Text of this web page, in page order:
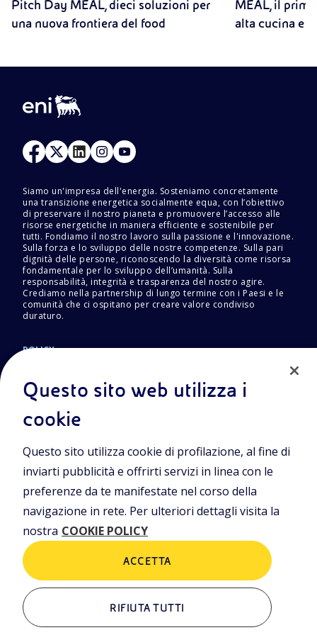
ambientale, economico e sociale.
Pitch Day MEAL, dieci soluzioni per
una nuova frontiera del food
MEAL, il
alta cucina e
Siamo un'impresa dell'energia. Sosteniamo concretamente
una transizione energetica socialmente equa, con l’obiettivo
di preservare il nostro pianeta e promuovere l’accesso alle
risorse energetiche in maniera efficiente e sostenibile per
tutti. Fondiamo il nostro lavoro sulla passione e l'innovazione.
Sulla forza e lo sviluppo delle nostre competenze. Sulla pari
dignità delle persone, riconoscendo la diversità come risorsa
fondamentale per lo sviluppo dell’umanità. Sulla
responsabilità, integrità e trasparenza del nostro agire.
Crediamo nella partnership di lungo termine con i Paesi e le
comunità che ci ospitano per creare valore condiviso
duraturo.
POLICY
Cookie Policy
Sede Legale
Piazzale Enrico Mattei, 1 00144 Roma
Sedi secondarie
(MI)
Capitale sociale
€ 4.005.358.876,00 i.v.
C. Fiscale e Registro Imprese di Roma
n. 00484960588
Partita IVA
n. 00905811006
Questo sito web utilizza i
cookie
Questo sito utilizza cookie di profilazione, al fine di
inviarti pubblicità e offrirti servizi in linea con le
preferenze da te manifestate nel corso della
navigazione in rete. Per ulteriori dettagli visita la
nostra COOKIE POLICY
RIFIUTA TUTTI
ACCETTA